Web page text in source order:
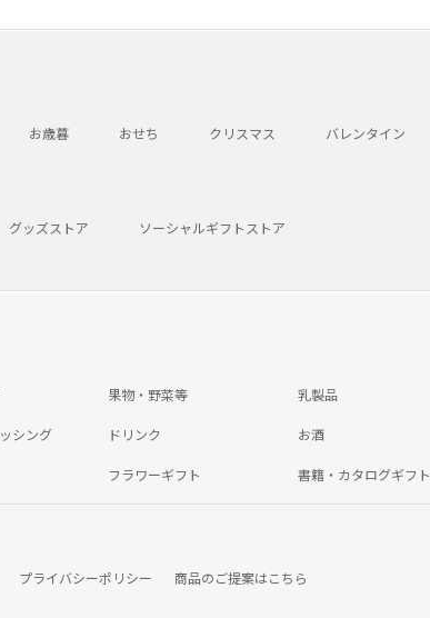
お歳暮 おせち クリスマス バレンタイン
グッズストア ソーシャルギフトストア
果物・野菜等 乳製品
シング ドリンク お酒
フラワーギフト 書籍・カタログギフト
プライバシーポリシー 商品のご提案はこちら